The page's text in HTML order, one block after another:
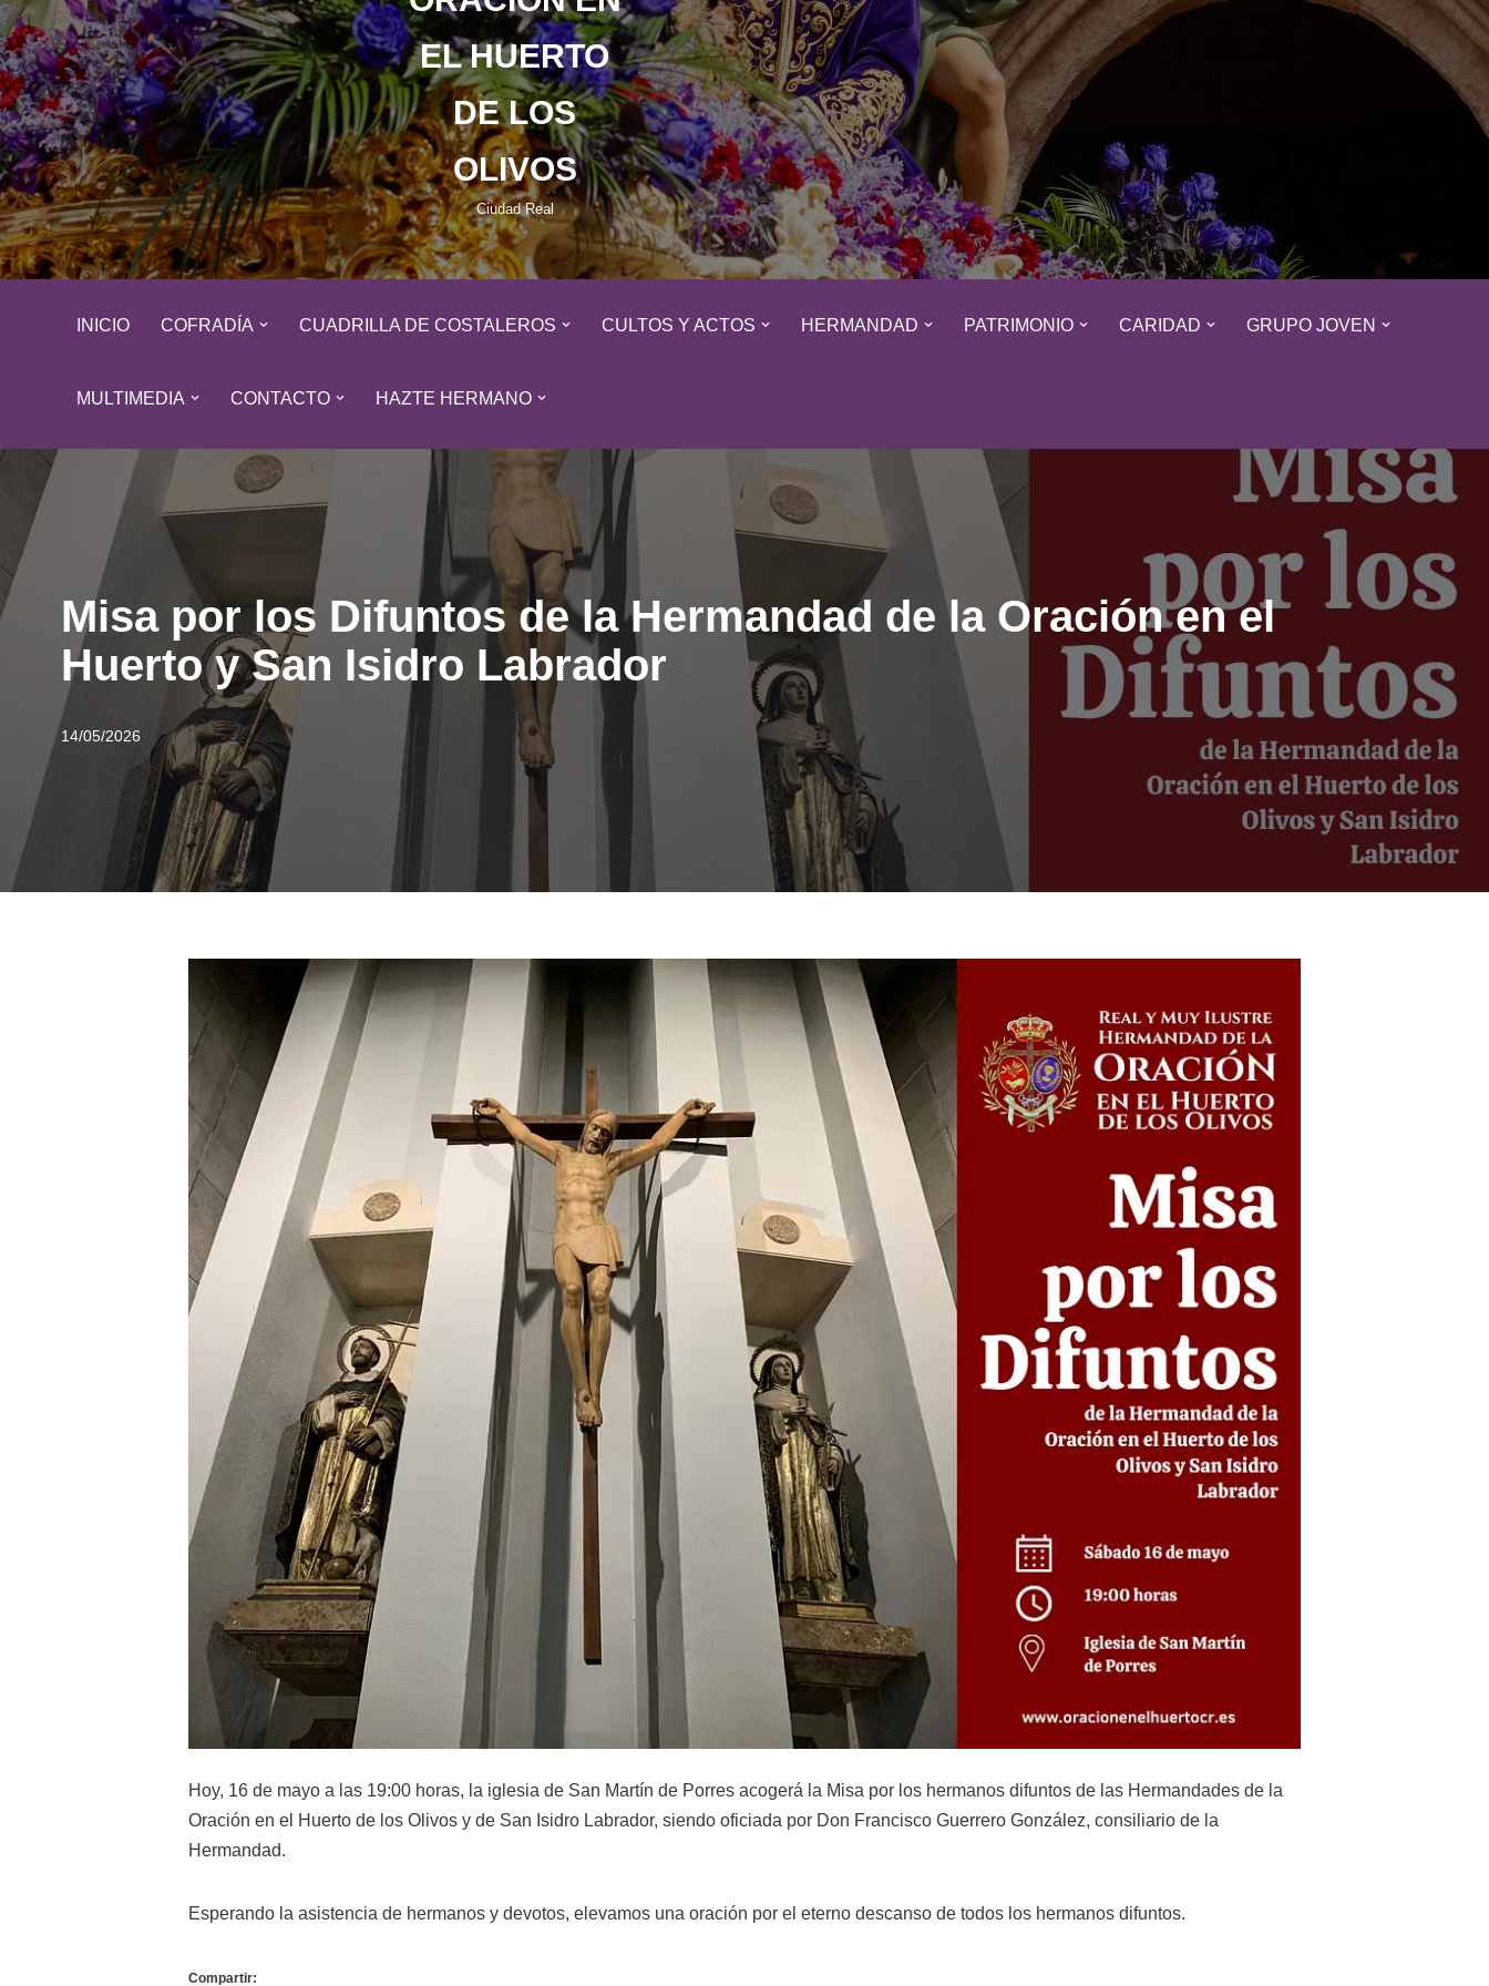
EL HUERTO
DE LOS
OLIVOS
Ciudad Real
INICIO COFRADÍA CUADRILLA DE COSTALEROS CULTOS Y ACTOS HERMANDAD PATRIMONIO CARIDAD GRUPO JOVEN
MULTIMEDIA CONTACTO HAZTE HERMANO
Misa por los Difuntos de la Hermandad de la Oración en el
Huerto y San Isidro Labrador
14/05/2026
Hoy, 16 de mayo a las 19:00 horas, la iglesia de San Martín de Porres acogerá la Misa por los hermanos difuntos de las Hermandades de la
Oración en el Huerto de los Olivos y de San Isidro Labrador, siendo oficiada por Don Francisco Guerrero González, consiliario de la
Hermandad.
Esperando la asistencia de hermanos y devotos, elevamos una oración por el eterno descanso de todos los hermanos difuntos.
Compartir: